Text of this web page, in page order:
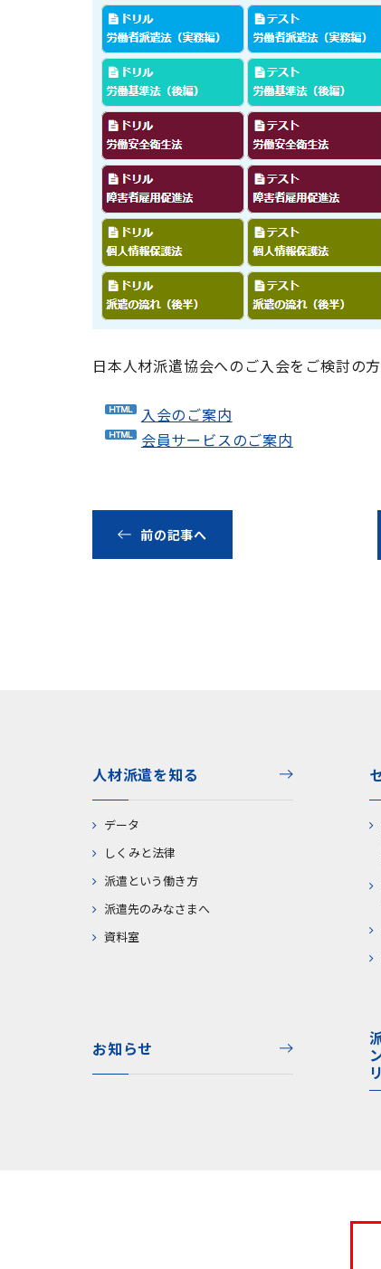
日本人材派遣協会へのご入会をご検討の
入会のご案内
会員サービスのご案内
前の記事へ
人材派遣を知る
データ
しくみと法律
派遣という働き方
派遣先のみなさまへ
資料室
お知らせ